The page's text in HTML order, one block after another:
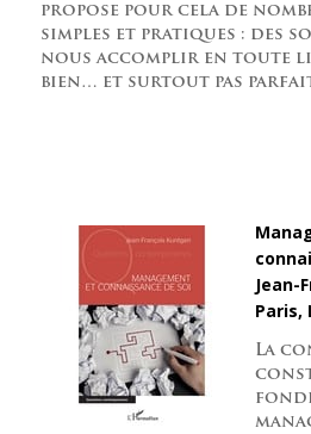
propose pour cela de
simples et pratiques : des
nous accomplir en toute
bien… et surtout pas
Jean-
Paris,
La